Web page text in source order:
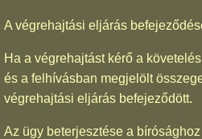
A végrehajtási eljárás
Ha a végrehajtást kérő a
és a felhívásban megjelölt
végrehajtási eljárás befejeződött.
Az ügy beterjesztése a bírósághoz